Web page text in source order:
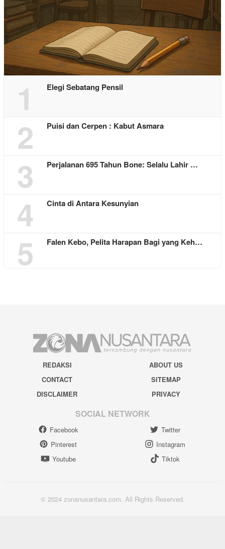
1 Elegi Sebatang Pensil
2 Puisi dan Cerpen : Kabut Asmara
3 Perjalanan 695 Tahun Bone: Selalu Lahir …
4 Cinta di Antara Kesunyian
5 Falen Kebo, Pelita Harapan Bagi yang Keh…
REDAKSI
ABOUT US
CONTACT
SITEMAP
DISCLAIMER
PRIVACY
SOCIAL NETWORK
Facebook
Twitter
Pinterest
Instagram
Youtube
Tiktok
© 2024 zonanusantara.com. All Rights Reserved.